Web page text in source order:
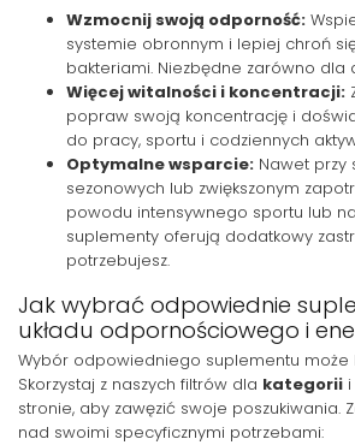
Wzmocnij swoją odporność:
systemie obronnym i lepiej chroń
bakteriami. Niezbędne zarówno dla
Więcej witalności i koncentracji:
popraw swoją koncentrację i
do pracy, sportu i codziennych
Optymalne wsparcie: Nawet przy
sezonowych lub zwiększonym
powodu intensywnego sportu lub
suplementy oferują dodatkowy
potrzebujesz.
Jak wybrać odpowiednie
układu odpornościowego i
Wybór odpowiedniego suplementu może
Skorzystaj z naszych filtrów dla kategorii i
stronie, aby zawęzić swoje poszukiwania.
nad swoimi specyficznymi potrzebami: